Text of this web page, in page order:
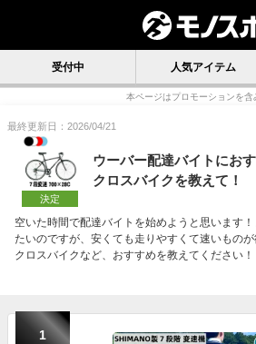
受付中 人気アイテム
本ページはプロモーションを含
最終更新日：2026/04/21
決定
ウーバー配達バイトにお
クロスバイクを教えて！
空いた時間で配達バイトを始めようと思います
たいのですが、安くても走りやすくて速いもの
クロスバイクなど、おすすめを教えてください！
1